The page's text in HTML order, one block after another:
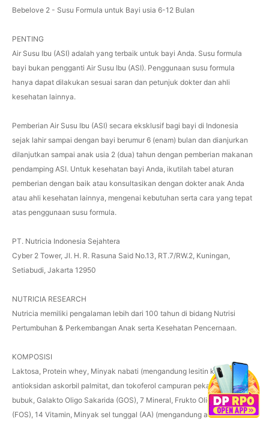
Bebelove 2 - Susu Formula untuk Bayi usia 6-12 Bulan
PENTING
Air Susu Ibu (ASI) adalah yang terbaik untuk bayi Anda. Susu formula
bayi bukan pengganti Air Susu Ibu (ASI). Penggunaan susu formula
hanya dapat dilakukan sesuai saran dan petunjuk dokter dan ahli
kesehatan lainnya.
Pemberian Air Susu Ibu (ASI) secara eksklusif bagi bayi di Indonesia
sejak lahir sampai dengan bayi berumur 6 (enam) bulan dan dianjurkan
dilanjutkan sampai anak usia 2 (dua) tahun dengan pemberian makanan
pendamping ASI. Untuk kesehatan bayi Anda, ikutilah tabel aturan
pemberian dengan baik atau konsultasikan dengan dokter anak Anda
atau ahli kesehatan lainnya, mengenai kebutuhan serta cara yang tepat
atas penggunaan susu formula.
PT. Nutricia Indonesia Sejahtera
Cyber 2 Tower, Jl. H. R. Rasuna Said No.13, RT.7/RW.2, Kuningan,
Setiabudi, Jakarta 12950
NUTRICIA RESEARCH
Nutricia memiliki pengalaman lebih dari 100 tahun di bidang Nutrisi
Pertumbuhan & Perkembangan Anak serta Kesehatan Pencernaan.
KOMPOSISI
Laktosa, Protein whey, Minyak nabati (mengandung lesitin kedelai,
antioksidan askorbil palmitat, dan tokoferol campuran pekat), Susu skim
bubuk, Galakto Oligo Sakarida (GOS), 7 Mineral, Frukto Oligo Sakarida
(FOS), 14 Vitamin, Minyak sel tunggal (AA) (mengandung antioksidan